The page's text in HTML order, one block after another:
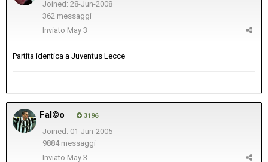
Joined: 28-Jun-2008
362 messaggi
Inviato May 3
Partita identica a Juventus Lecce
Fal©o 3196
Joined: 01-Jun-2005
9884 messaggi
Inviato May 3